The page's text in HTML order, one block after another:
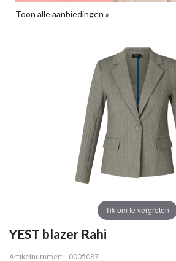
Toon alle aanbiedingen »
Tik om te vergroten
YEST blazer Rahi
Artikelnummer:
0005087